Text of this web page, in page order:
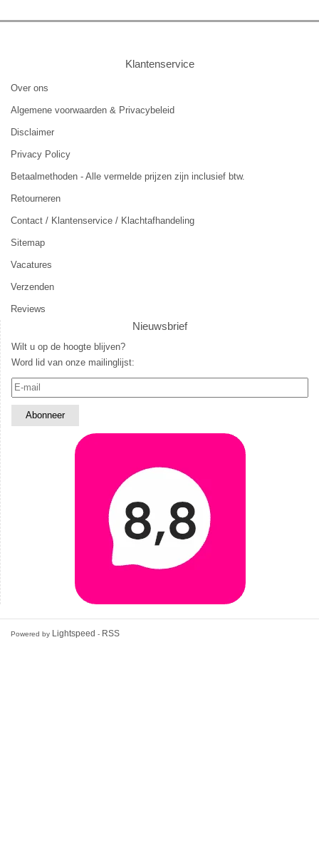
Klantenservice
Over ons
Algemene voorwaarden & Privacybeleid
Disclaimer
Privacy Policy
Betaalmethoden - Alle vermelde prijzen zijn inclusief btw.
Retourneren
Contact / Klantenservice / Klachtafhandeling
Sitemap
Vacatures
Verzenden
Reviews
Nieuwsbrief
Wilt u op de hoogte blijven?
Word lid van onze mailinglijst:
Powered by Lightspeed - RSS